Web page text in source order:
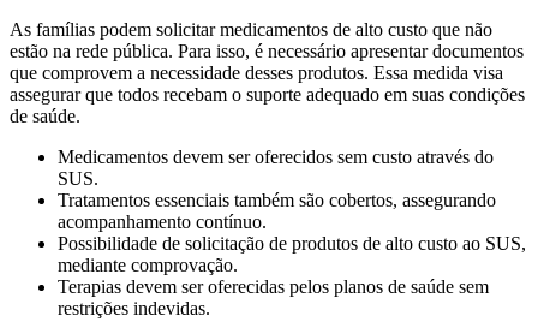
As famílias podem solicitar medicamentos de alto custo que não
estão na rede pública. Para isso, é necessário apresentar documentos
que comprovem a necessidade desses produtos. Essa medida visa
assegurar que todos recebam o suporte adequado em suas condições
de saúde.
Medicamentos devem ser oferecidos sem custo através do
SUS.
Tratamentos essenciais também são cobertos, assegurando
acompanhamento contínuo.
Possibilidade de solicitação de produtos de alto custo ao SUS,
mediante comprovação.
Terapias devem ser oferecidas pelos planos de saúde sem
restrições indevidas.